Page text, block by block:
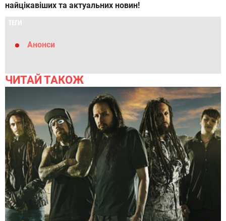
найцікавіших та актуальних новин!
ТЕГИ
Анонси
ЧИТАЙ ТАКОЖ